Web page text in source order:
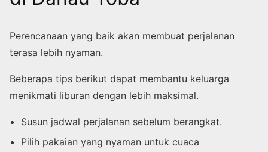
Perencanaan yang baik akan membuat perjalanan
terasa lebih nyaman.
Beberapa tips berikut dapat membantu keluarga
menikmati liburan dengan lebih maksimal.
Susun jadwal perjalanan sebelum berangkat.
Pilih pakaian yang nyaman untuk cuaca